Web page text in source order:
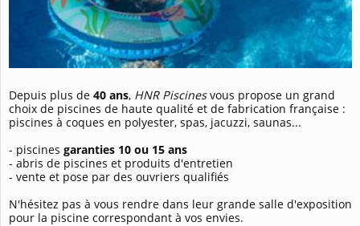
Depuis plus de 40 ans, HNR Piscinesvous propose un grand
choix de piscines de haute qualité et de fabrication française :
piscines à coques en polyester, spas, jacuzzi, saunas...
- piscines garanties 10 ou 15 ans
- abris de piscines et produits d'entretien
- vente et pose par des ouvriers qualifiés
N'hésitez pas à vous rendre dans leur grande salle d'exposition
pour la piscine correspondant à vos envies.